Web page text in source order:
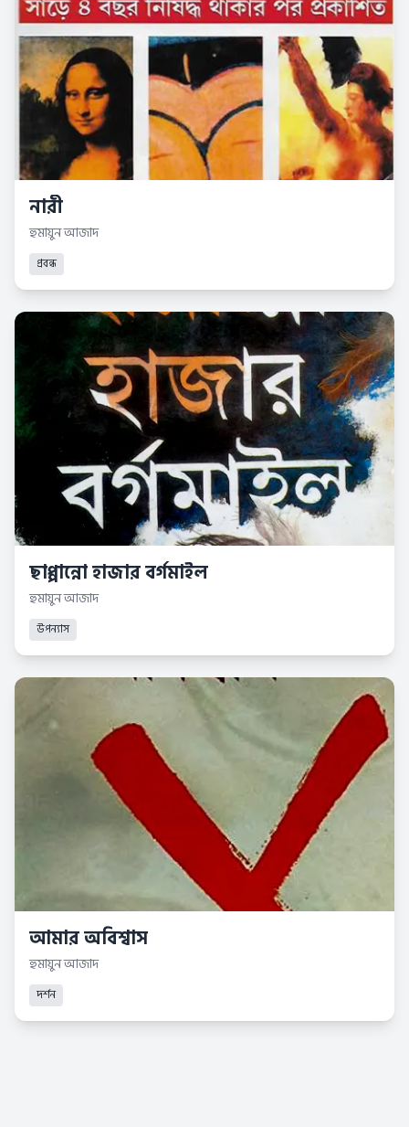
নারী
হুমায়ুন আজাদ
প্রবন্ধ
ছাপ্পান্নো হাজার বর্গমাইল
হুমায়ুন আজাদ
উপন্যাস
আমার অবিশ্বাস
হুমায়ুন আজাদ
দর্শন